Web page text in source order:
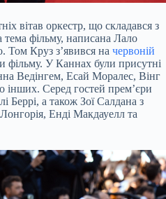
вітав оркестр, що складався з
тема фільму, написана Лало
Круз з’явився на червоній
фільму. У Каннах були присутні
Ведінгем, Есай Моралес, Вінг
Серед гостей прем’єри
Беррі, а також Зої Салдана з
Енді Макдауелл та